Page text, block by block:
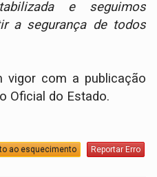
e seguimos
a segurança de todos
vigor com a publicação
Oficial do Estado.
ao esquecimento Reportar Erro